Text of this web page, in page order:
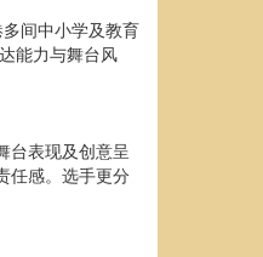
间中小学及教育
能力与舞台风
台表现及创意呈
任感。选手更分